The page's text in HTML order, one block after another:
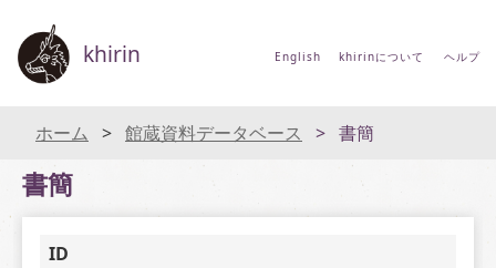
khirin English khirinについて ヘルプ
ホーム 館蔵資料データベース 書簡
書簡
ID